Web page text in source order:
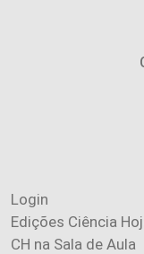
Login
Edições Ciência
CH na Sala de Aula